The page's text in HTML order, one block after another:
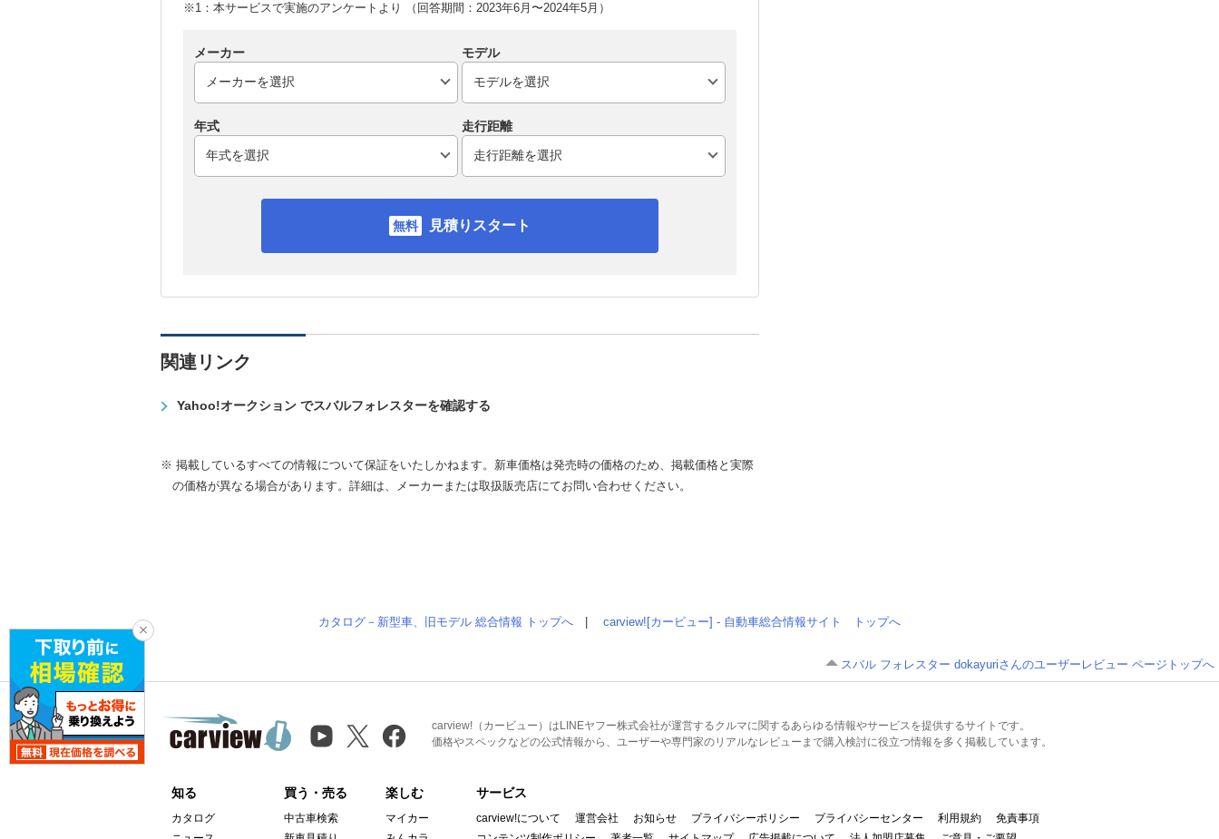
※1：本サービスで実施のアンケートより （回答期間：2023年6月〜2024年5月）
メーカー モデル
年式 走行距離
見積りスタート
関連リンク
Yahoo!オークション でスバルフォレスターを確認する
※ 掲載しているすべての情報について保証をいたしかねます。新車価格は発売時の価格のため、掲載価格と実際
の価格が異なる場合があります。詳細は、メーカーまたは取扱販売店にてお問い合わせください。
カタログ－新型車、旧モデル 総合情報 トップへ carview![カービュー] - 自動車総合情報サイト トップへ
スバル フォレスター dokayuriさんのユーザーレビュー ページトップへ
carview!（カービュー）はLINEヤフー株式会社が運営するクルマに関するあらゆる情報やサービスを提供するサイトです。
価格やスペックなどの公式情報から、ユーザーや専門家のリアルなレビューまで購入検討に役立つ情報を多く掲載しています。
知る
カタログ
買う・売る
中古車検索
楽しむ
マイカー
サービス
carview!について 運営会社 お知らせ プライバシーポリシー プライバシーセンター 利用規約
免責事項